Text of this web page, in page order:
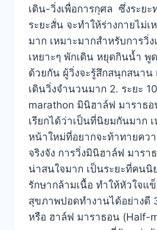
เดิน-วิ่งเพื่อการกุศล ซึ่งระยะ
ระยะสั่น จะทำให้ร่างกายไม่
มาก เหมาะมากสำหรับการวิ่
เหยาะๆ พักเดิน หยุดกินน้ำ พู
ด้วยกัน ผู้วิ่งจะรู้สึกสนุกสนาน
เดินวิ่งจำนวนมาก 2. ระยะ
marathon มินิฮาล์ฟ มาราธ
เรียกได้ว่าเป็นที่นิยมกันมาก
หน้าใหม่ที่อยากจะท้าทายคว
จริงจัง การวิ่งมินิฮาล์ฟ มารา
น่าสนใจมาก เป็นระยะที่คนนิ
รักษากล้ามเนื้อ ทำให้หัวใจแ
สุขภาพปอดทำงานได้อย่างดี
หรือ ฮาล์ฟ มาราธอน (Half-